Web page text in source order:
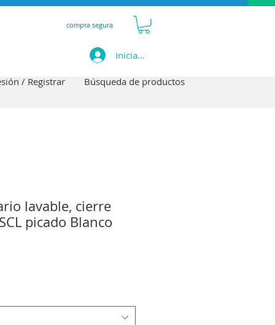
compra segura
Iniciar sesión
/ Registrar Búsqueda de productos
lavable, cierre
picado Blanco